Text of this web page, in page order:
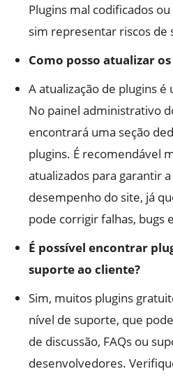
Plugins mal codificados
sim representar riscos de
Como posso atualizar
A atualização de plugins
No painel administrativo
encontrará uma seção
plugins. É recomendável
atualizados para garantir
desempenho do site, já
pode corrigir falhas, bugs
É possível encontrar
suporte ao cliente?
Sim, muitos plugins
nível de suporte, que
de discussão, FAQs ou
desenvolvedores.